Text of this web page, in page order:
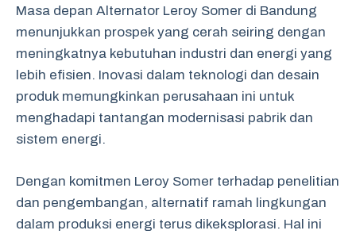
Masa depan Alternator Leroy Somer di Bandung
menunjukkan prospek yang cerah seiring dengan
meningkatnya kebutuhan industri dan energi yang
lebih efisien. Inovasi dalam teknologi dan desain
produk memungkinkan perusahaan ini untuk
menghadapi tantangan modernisasi pabrik dan
sistem energi.
Dengan komitmen Leroy Somer terhadap penelitian
dan pengembangan, alternatif ramah lingkungan
dalam produksi energi terus dikeksplorasi. Hal ini